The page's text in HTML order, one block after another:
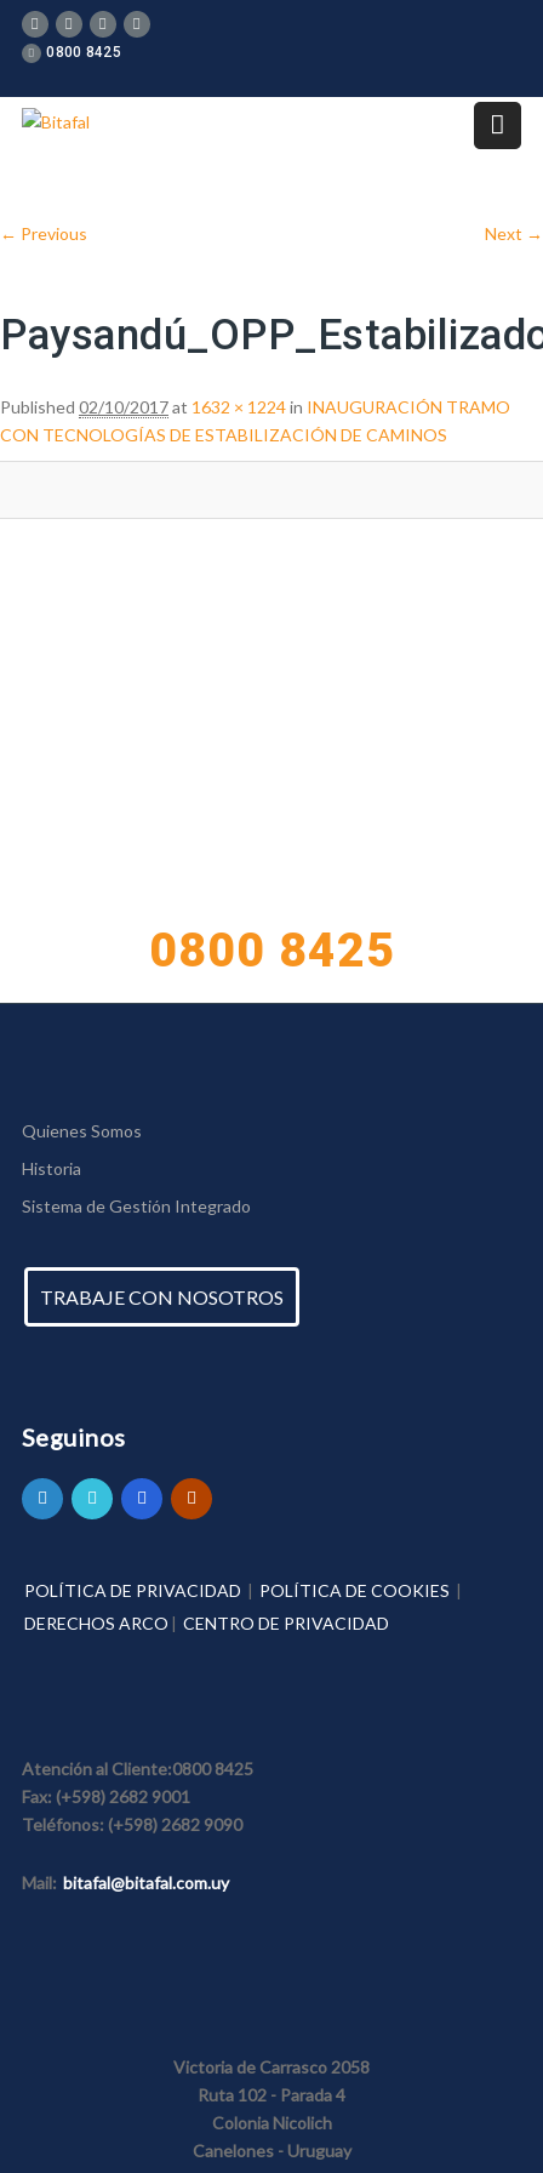
0800 8425
Image navigation
← Previous Next →
Published 02/10/2017at 1632 × 1224in INAUGURACIÓN TRAMO
CON TECNOLOGÍAS DE ESTABILIZACIÓN DE CAMINOS
0800 8425
Quienes Somos
Historia
Sistema de Gestión Integrado
TRABAJE CON NOSOTROS
Seguinos
POLÍTICA DE PRIVACIDAD | POLÍTICA DE COOKIES |
DERECHOS ARCO | CENTRO DE PRIVACIDAD
Atención al Cliente:0800 8425
Fax: (+598) 2682 9001
Teléfonos: (+598) 2682 9090
Mail: bitafal@bitafal.com.uy
Victoria de Carrasco 2058
Ruta 102 - Parada 4
Colonia Nicolich
Canelones - Uruguay